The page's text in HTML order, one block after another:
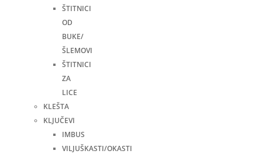
ŠTITNICI
OD
BUKE/
ŠLEMOVI
ŠTITNICI
ZA
LICE
KLEŠTA
KLJUČEVI
IMBUS
VILJUŠKASTI/OKASTI